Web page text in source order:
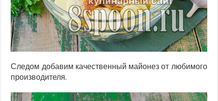
Следом добавим качественный майонез от любимого
производителя.